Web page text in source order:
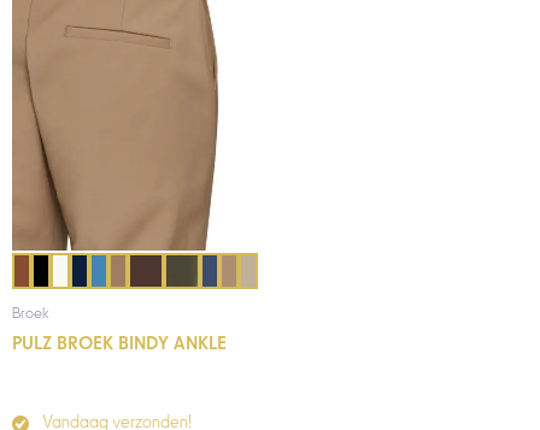
Broek
PULZ BROEK BINDY ANKLE
Vandaag verzonden!